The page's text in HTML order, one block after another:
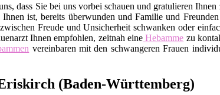
dass Sie bei uns vorbei schauen und gratulieren Ihnen
ist, bereits überwunden und Familie und
Freude und Unsicherheit schwanken oder
Ihnen empfohlen, zeitnah eine Hebamme zu
vereinbaren mit den schwangeren Frauen
(Baden-Württemberg)